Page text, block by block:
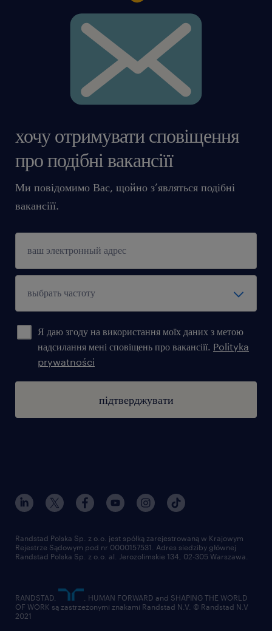
хочу отримувати сповіщення
про подібні вакансіїї
Ми повідомимо Вас, щойно з’являться подібні
вакансіїї.
Я даю згоду на використання моїх даних з метою
надсилання мені сповіщень про вакансіїї. Polityka
prywatności
підтверджувати
Randstad Polska Sp. z o.o. jest spółką zarejestrowaną w Krajowym
Rejestrze Sądowym pod nr 0000157531. Adres siedziby głównej
Randstad Polska Sp. z o.o. al. Jerozolimskie 134, 02-305 Warszawa.
RANDSTAD,
, HUMAN FORWARD and SHAPING THE WORLD
OF WORK są zastrzeżonymi znakami Randstad N.V. © Randstad N.V
2021